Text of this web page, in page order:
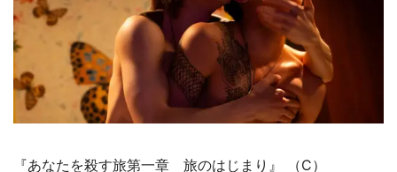
『あなたを殺す旅第一章 旅のはじまり』 （C）